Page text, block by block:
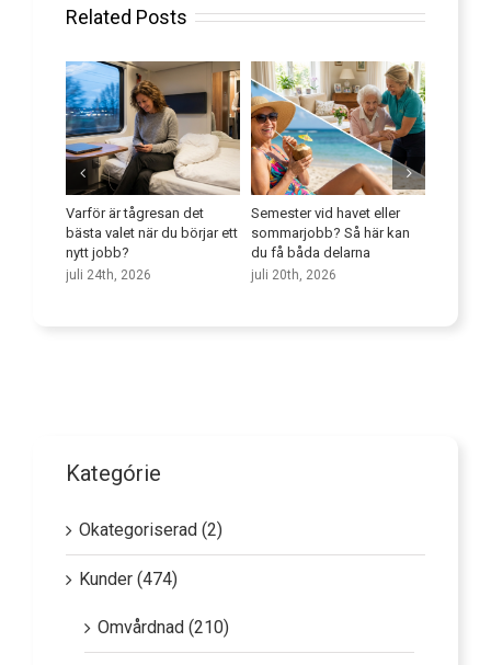
Related Posts
Varför är tågresan det
bästa valet när du börjar ett
nytt jobb?
juli 24th, 2026
Semester vid havet eller
sommarjobb? Så här kan
du få båda delarna
juli 20th, 2026
Kategórie
Okategoriserad (2)
Kunder (474)
Omvårdnad (210)